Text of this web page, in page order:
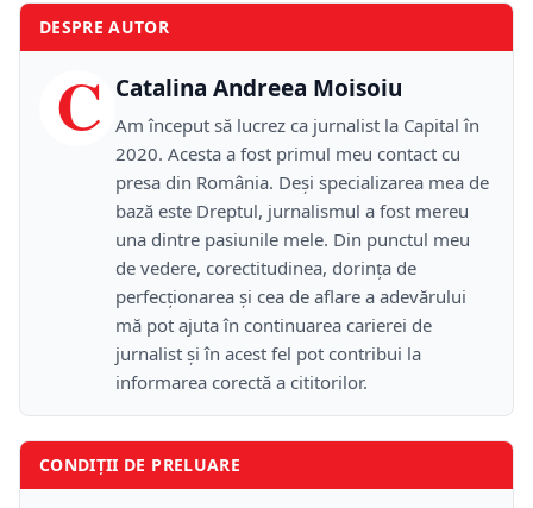
DESPRE AUTOR
C Catalina Andreea Moisoiu
Am început să lucrez ca jurnalist la Capital în
2020. Acesta a fost primul meu contact cu
presa din România. Deși specializarea mea de
bază este Dreptul, jurnalismul a fost mereu
una dintre pasiunile mele. Din punctul meu
de vedere, corectitudinea, dorința de
perfecționarea și cea de aflare a adevărului
mă pot ajuta în continuarea carierei de
jurnalist și în acest fel pot contribui la
informarea corectă a cititorilor.
CONDIȚII DE PRELUARE